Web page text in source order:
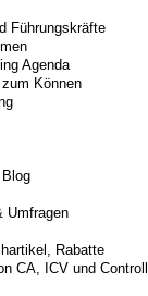
Führungskräfte
Agenda
Können
Umfragen
Rabatte
CA, ICV und